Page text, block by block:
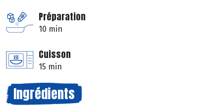
Préparation
10 min
Cuisson
15 min
Ingrédients